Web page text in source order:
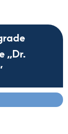
„Dr.